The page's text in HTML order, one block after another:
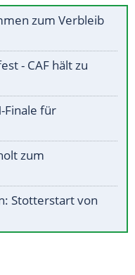
zum Verbleib
- CAF hält zu
Finale für
zum
Stotterstart von